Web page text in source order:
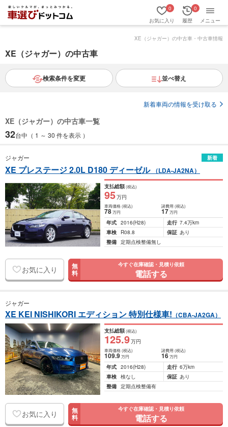
お気に入り
0
履歴
0
メニュー
XE（ジャガー）の中古車・中古車情報
XE（ジャガー）の中古車
検索条件を変更 並べ替え
新着車両の情報を受け取る
XE（ジャガー）の中古車一覧
32台中（ 1 ～ 30 件を表示 ）
ジャガー 新着
XE プレステージ 2.0L D180 ディーゼル （LDA-JA2NA）
支払総額(税込)
95万円
車両価格(税込)
78万円
諸費用 (税込)
17 万円
年式 2016(H28) 走行 7.4万km
車検
R08.8 保証 あり
整備 定期点検整備無し
お気に入り 無
料
今すぐ在庫確認・見積り依頼
電話する
ジャガー
XE KEI NISHIKORI エディション 特別仕様車! （CBA-JA2GA）
支払総額(税込)
125.9万円
車両価格(税込)
109.9万円
諸費用 (税込)
16 万円
年式 2016(H28) 走行 6万km
車検 検なし 保証 あり
整備 定期点検整備有
お気に入り 無
料
今すぐ在庫確認・見積り依頼
電話する